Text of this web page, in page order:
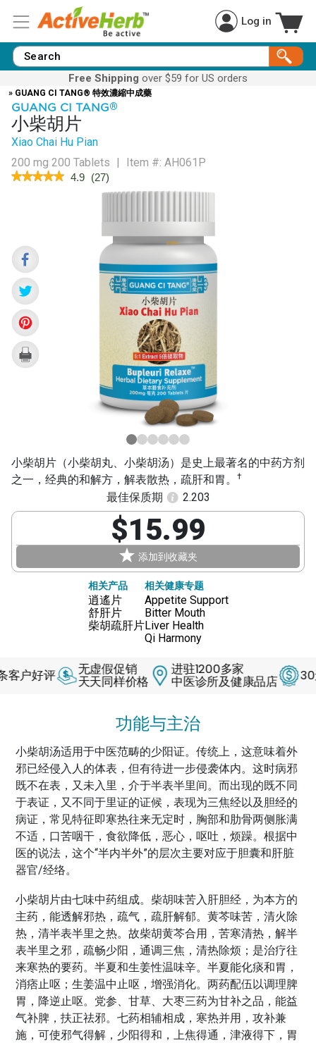
Log in
Free Shipping over $59 for US orders
» GUANG CI TANG® 特效濃縮中成藥
GUANG CI TANG®
小柴胡片
Xiao Chai Hu Pian
200 mg 200 Tablets | Item #: AH061P
★★★★★
★★★★★ 4.9 (27)
小柴胡片（小柴胡丸、小柴胡汤）是史上最著名的中药方剂
之一，经典的和解方，解表散热，疏肝和胃。
†
最佳保质期 2.203
$15.99
添加到收藏夹
相关产品
逍遙片
舒肝片
柴胡疏肝片
相关健康专题
Appetite Support
Bitter Mouth
Liver Health
Qi Harmony
评 无虚假促销
天天同样价格
进驻1200多家
中医诊所及健康品店 30天退
功能与主治
小柴胡汤适用于中医范畴的少阳证。传统上，这意味着外
邪已经侵入人的体表，但有待进一步侵袭体内。这时病邪
既不在表，又未入里，介于半表半里间。而出现的既不同
于表证，又不同于里证的证候，表现为三焦经以及胆经的
病证，常见特征即寒热往来无定时，胸部和肋骨两侧胀满
不适，口苦咽干，食欲降低，恶心，呕吐，烦躁。根据中
医的说法，这个“半内半外”的层次主要对应于胆囊和肝脏
器官/经络。
小柴胡片由七味中药组成。柴胡味苦入肝胆经，为本方的
主药，能透解邪热，疏气，疏肝解郁。黄芩味苦，清火除
热，清半表半里之热。故柴胡黄芩合用，苦寒清热，解半
表半里之邪，疏畅少阳，通调三焦，清热除烦；是治疗往
来寒热的要药。半夏和生姜性温味辛。半夏能化痰和胃，
消痞止呕；生姜温中止呕，增强消化。两药配伍以调理脾
胃，降逆止呕。党参、甘草、大枣三药为甘补之品，能益
气补脾，扶正祛邪。七药相辅相成，寒热并用，攻补兼
施，可使邪气得解，少阳得和，上焦得通，津液得下，胃